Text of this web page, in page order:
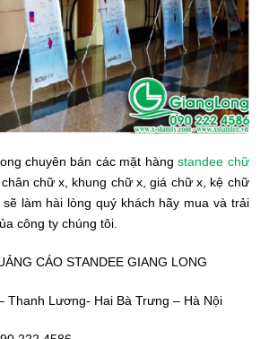
chuyên bán các mặt hàngstandee chữ
chân chữ x, khung chữ x, giá chữ x, kệ chữ
làm hài lòng quý khách hãy mua và trải
công ty chúng tôi.
CÁO STANDEE GIANG LONG
Thanh Lương- Hai Bà Trưng – Hà Nội